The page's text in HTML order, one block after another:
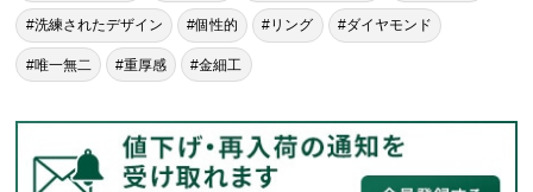
#洗練されたデザイン #個性的 #リング #ダイヤモンド
#唯一無二 #重厚感 #金細工